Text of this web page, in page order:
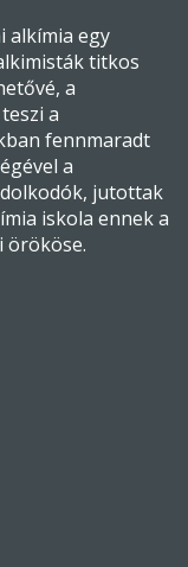
alkímia egy
titkos
a
a
fennmaradt
a
jutottak
iskola ennek a
örököse.